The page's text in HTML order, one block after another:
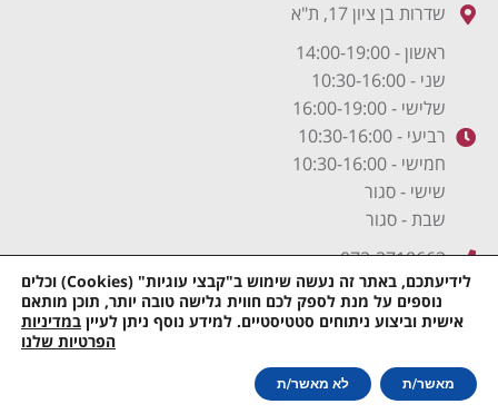
שדרות בן ציון 17, ת"א
ראשון - 14:00-19:00
שני - 10:30-16:00
שלישי - 16:00-19:00
רביעי - 10:30-16:00
חמישי - 10:30-16:00
שישי - סגור
שבת - סגור
072-3718663
תקנון האתר| כל הזכויות שמורות © לוטרינר בכיכר | וויזי שיווק
לידיעתכם, באתר זה נעשה שימוש ב"קבצי עוגיות" (Cookies) וכלים
נוספים על מנת לספק לכם חווית גלישה טובה יותר, תוכן מותאם
אישית וביצוע ניתוחים סטטיסטיים. למידע נוסף ניתן לעיין במדיניות
הפרטיות שלנו
מאשר/ת לא מאשר/ת